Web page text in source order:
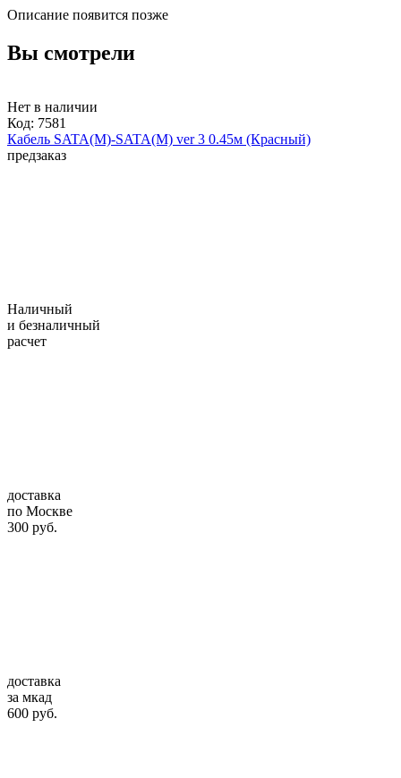
Описание появится позже
Вы смотрели
Нет в наличии
Код: 7581
Кабель SATA(M)-SATA(M) ver 3 0.45м (Красный)
предзаказ
Наличный
и безналичный
расчет
доставка
по Москве
300 руб.
доставка
за мкад
600 руб.